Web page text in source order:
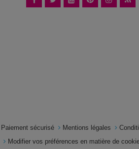
Paiement sécurisé Mentions légales
Modifier vos préférences en matière de